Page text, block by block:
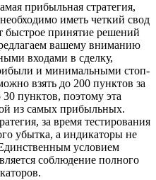
прибыльная стратегия,
иметь четкий свод
быстрое принятие решений
вашему вниманию
входами в сделку,
и минимальными стоп-
взять до 200 пунктов за
пунктов, поэтому эта
из самых прибыльных.
за время тестирования
убытка, а индикаторы не
условием
соблюдение полного